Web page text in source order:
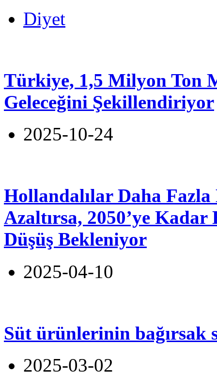
Diyet
Türkiye, 1,5 Milyon Ton
Geleceğini Şekillendiriyor
2025-10-24
Hollandalılar Daha
Azaltırsa, 2050’ye
Düşüş Bekleniyor
2025-04-10
Süt ürünlerinin bağırsak
2025-03-02